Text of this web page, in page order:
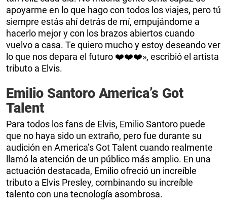
apoyarme en lo que hago con todos los viajes, pero tú
siempre estás ahí detrás de mí, empujándome a
hacerlo mejor y con los brazos abiertos cuando
vuelvo a casa. Te quiero mucho y estoy deseando ver
lo que nos depara el futuro ❤️❤️❤️», escribió el artista
tributo a Elvis.
Emilio Santoro America’s Got
Talent
Para todos los fans de Elvis, Emilio Santoro puede
que no haya sido un extraño, pero fue durante su
audición en America’s Got Talent cuando realmente
llamó la atención de un público más amplio. En una
actuación destacada, Emilio ofreció un increíble
tributo a Elvis Presley, combinando su increíble
talento con una tecnología asombrosa.